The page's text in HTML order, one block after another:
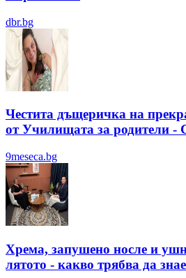
dbr.bg
Честита дъщеричка на
от Училищата за родители
9meseca.bg
Хрема, запушено носле и
лятотo - какво трябва да